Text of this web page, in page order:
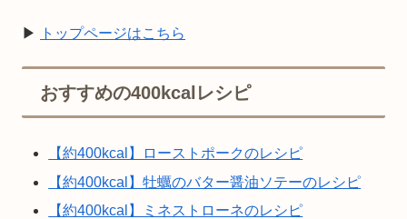
▶ トップページはこちら
おすすめの400kcalレシピ
【約400kcal】ローストポークのレシピ
【約400kcal】牡蠣のバター醤油ソテーのレシピ
【約400kcal】ミネストローネのレシピ